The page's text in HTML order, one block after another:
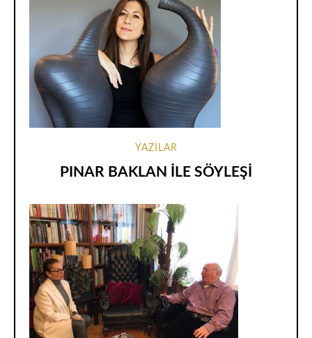
YAZILAR
PINAR BAKLAN İLE SÖYLEŞİ